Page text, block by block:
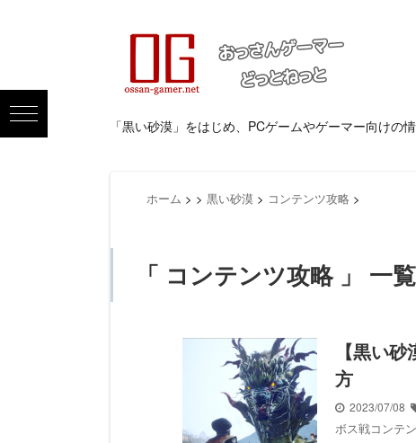
「黒い砂漠」をはじめ、PCゲームやゲーマー向けの
ホーム > > 黒い砂漠 > コンテンツ攻略 >
「 コンテンツ攻略 」 一覧
【黒い
方
2023/07/08
ボス戦コンテ